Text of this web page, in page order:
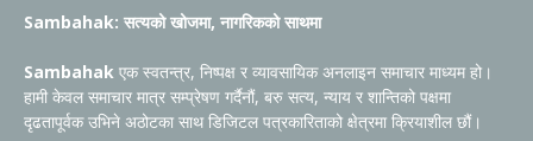
Sambahak: सत्यको खोजमा, नागरिकको साथमा
Sambahak एक स्वतन्त्र, निष्पक्ष र व्यावसायिक अनलाइन समाचार माध्यम हो।
हामी केवल समाचार मात्र सम्प्रेषण गर्दैनौं, बरु सत्य, न्याय र शान्तिको पक्षमा
दृढतापूर्वक उभिने अठोटका साथ डिजिटल पत्रकारिताको क्षेत्रमा क्रियाशील छौं।